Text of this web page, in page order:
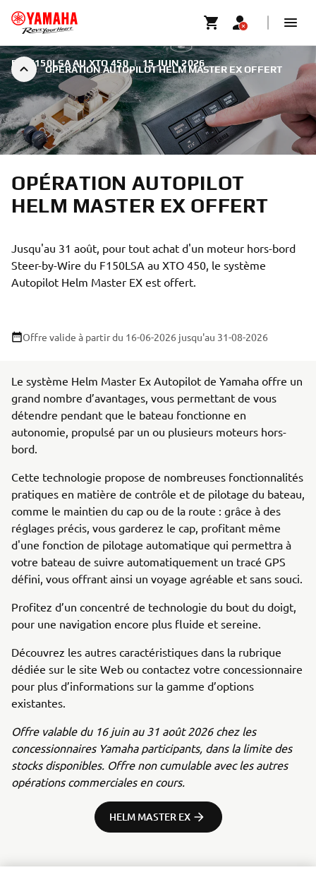
OPÉRATION AUTOPILOT HELM MASTER EX OFFERT
DU F150LSA AU XTO 450 | 15 JUIN 2026
OPÉRATION AUTOPILOT
HELM MASTER EX OFFERT
Jusqu'au 31 août, pour tout achat d'un moteur hors-bord
Steer-by-Wire du F150LSA au XTO 450, le système
Autopilot Helm Master EX est offert.
Offre valide à partir du 16-06-2026 jusqu'au 31-08-2026
Le système Helm Master Ex Autopilot de Yamaha offre un
grand nombre d’avantages, vous permettant de vous
détendre pendant que le bateau fonctionne en
autonomie, propulsé par un ou plusieurs moteurs hors-
bord.
Cette technologie propose de nombreuses fonctionnalités
pratiques en matière de contrôle et de pilotage du bateau,
comme le maintien du cap ou de la route : grâce à des
réglages précis, vous garderez le cap, profitant même
d'une fonction de pilotage automatique qui permettra à
votre bateau de suivre automatiquement un tracé GPS
défini, vous offrant ainsi un voyage agréable et sans souci.
Profitez d’un concentré de technologie du bout du doigt,
pour une navigation encore plus fluide et sereine.
Découvrez les autres caractéristiques dans la rubrique
dédiée sur le site Web ou contactez votre concessionnaire
pour plus d’informations sur la gamme d’options
existantes.
Offre valable du 16 juin au 31 août 2026 chez les
concessionnaires Yamaha participants, dans la limite des
stocks disponibles. Offre non cumulable avec les autres
opérations commerciales en cours.
HELM MASTER EX